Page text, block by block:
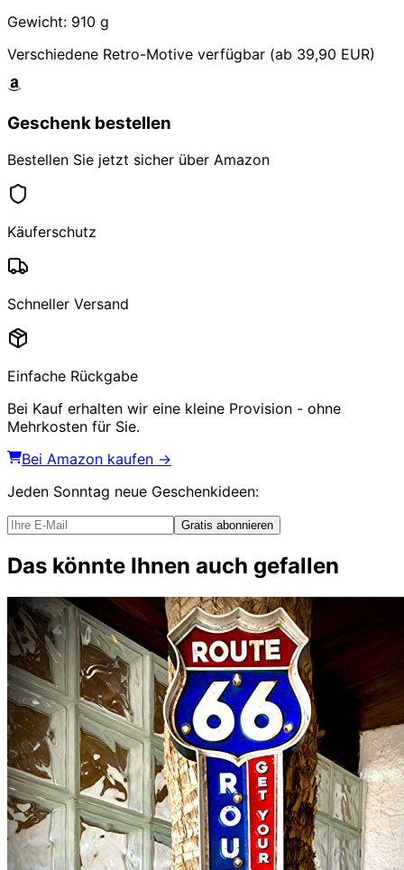
Gewicht: 910 g
Verschiedene Retro-Motive verfügbar (ab 39,90 EUR)
Geschenk bestellen
Bestellen Sie jetzt sicher über Amazon
Käuferschutz
Schneller Versand
Einfache Rückgabe
Bei Kauf erhalten wir eine kleine Provision - ohne
Mehrkosten für Sie.
Bei Amazon kaufen →
Jeden Sonntag neue Geschenkideen:
Gratis abonnieren
Das könnte Ihnen auch gefallen